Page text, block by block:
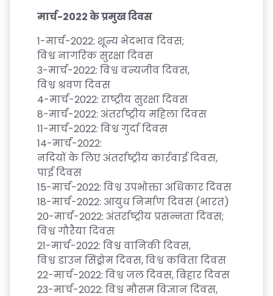
मार्च-2022केप्रमुखदिवस
1-मार्च-2022: शून्य भेदभावदिवस;
विश्वनागरिकसुरक्षादिवस
3-मार्च-2022: विश्ववन्यजीवदिवस,
विश्व श्रवणदिवस
4-मार्च-2022: राष्ट्रीयसुरक्षादिवस
8-मार्च-2022: अंतर्राष्ट्रीयमहिलादिवस
11-मार्च-2022: विश्वगुर्दादिवस
14-मार्च-2022:
नदियोंकेलिएअंतर्राष्ट्रीयकार्रवाईदिवस,
पाईदिवस
15-मार्च-2022: विश्वउपभोक्ताअधिकारदिवस
18-मार्च-2022: आयुधनिर्माणदिवस (भारत)
20-मार्च-2022: अंतर्राष्ट्रीयप्रसन्नतादिवस;
विश्वगौरैयादिवस
21-मार्च-2022: विश्ववानिकीदिवस,
विश्वडाउनसिंड्रोमदिवस,विश्वकवितादिवस
22-मार्च-2022: विश्वजलदिवस,बिहारदिवस
23-मार्च-2022: विश्वमौसमविज्ञानदिवस,